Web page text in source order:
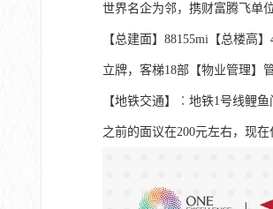
世界名企为邻，携财富腾飞单
【总建面】88155mi【总楼高
立牌，客梯18部【物业管理】
【地铁交通】︰地铁1号线鲤
之前的面议在200元左右，现